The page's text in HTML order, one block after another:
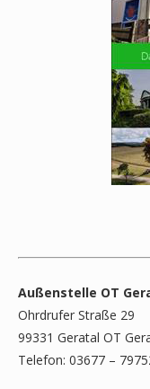
Außenstelle OT
Ohrdrufer Straße 29
99331 Geratal OT
Telefon: 03677 –